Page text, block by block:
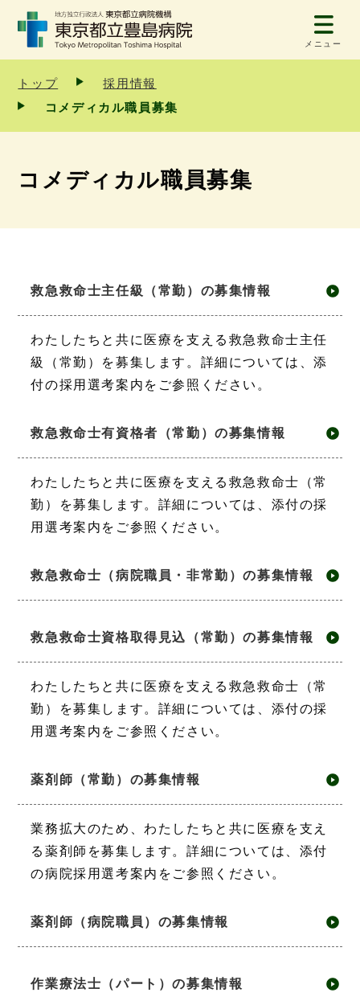
メニュー
トップ
採用情報
コメディカル職員募集
コメディカル職員募集
救急救命士主任級（常勤）の募集情報
わたしたちと共に医療を支える救急救命士主任
級（常勤）を募集します。詳細については、添
付の採用選考案内をご参照ください。
救急救命士有資格者（常勤）の募集情報
わたしたちと共に医療を支える救急救命士（常
勤）を募集します。詳細については、添付の採
用選考案内をご参照ください。
救急救命士（病院職員・非常勤）の募集情報
救急救命士資格取得見込（常勤）の募集情報
わたしたちと共に医療を支える救急救命士（常
勤）を募集します。詳細については、添付の採
用選考案内をご参照ください。
薬剤師（常勤）の募集情報
業務拡大のため、わたしたちと共に医療を支え
る薬剤師を募集します。詳細については、添付
の病院採用選考案内をご参照ください。
薬剤師（病院職員）の募集情報
作業療法士（パート）の募集情報